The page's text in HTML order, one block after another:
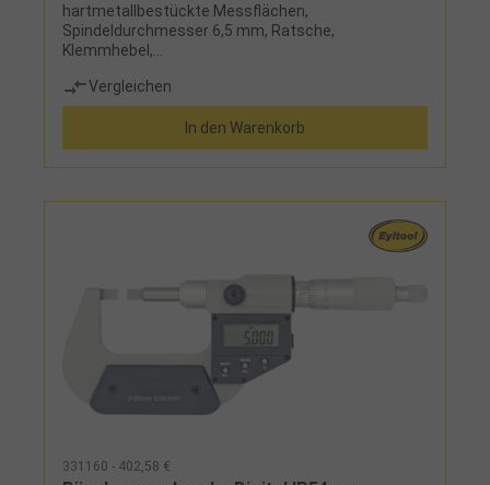
hartmetallbestückte Messflächen,
Spindeldurchmesser 6,5 mm, Ratsche,
Klemmhebel,
be (0-25, 25-50, 50-75 mm), Einstellmaß (25, 75
mm) und Holzetui
Vergleichen
In den Warenkorb
331160 - 402,58 €